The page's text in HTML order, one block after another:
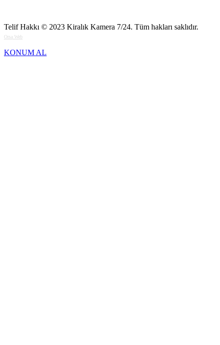
Telif Hakkı © 2023 Kiralık Kamera 7/24. Tüm hakları saklıdır.
Orsa Web
KONUM AL